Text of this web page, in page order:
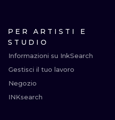
PER ARTISTI E
STUDIO
Informazioni su InkSearch
Gestisci il tuo lavoro
Negozio
INKsearch